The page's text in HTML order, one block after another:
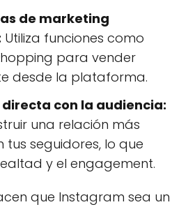
de marketing
Utiliza funciones como
para vender
desde la plataforma.
con la audiencia:
una relación más
seguidores, lo que
y el engagement.
que Instagram sea un